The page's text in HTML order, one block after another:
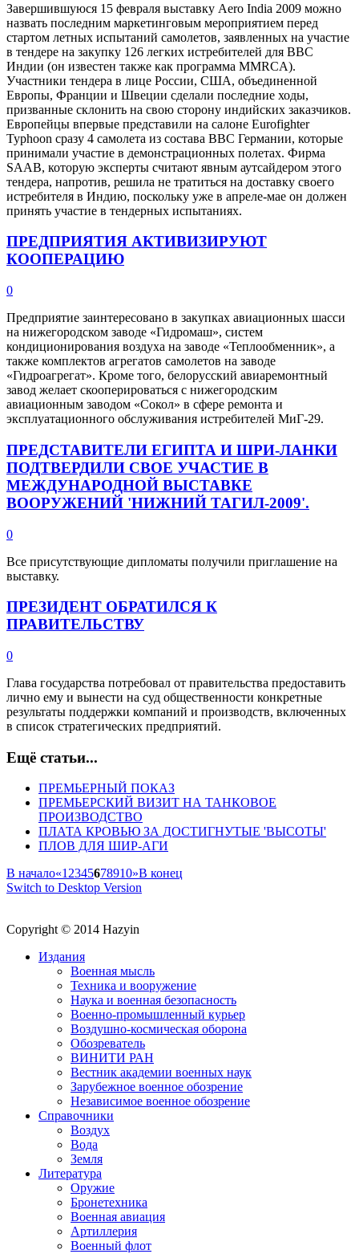
Завершившуюся 15 февраля выставку Aero India 2009 можно
назвать последним маркетинговым мероприятием перед
стартом летных испытаний самолетов, заявленных на участие
в тендере на закупку 126 легких истребителей для ВВС
Индии (он известен также как программа MMRCA).
Участники тендера в лице России, США, объединенной
Европы, Франции и Швеции сделали последние ходы,
призванные склонить на свою сторону индийских заказчиков.
Европейцы впервые представили на салоне Eurofighter
Typhoon сразу 4 самолета из состава ВВС Германии, которые
принимали участие в демонстрационных полетах. Фирма
SAAB, которую эксперты считают явным аутсайдером этого
тендера, напротив, решила не тратиться на доставку своего
истребителя в Индию, поскольку уже в апреле-мае он должен
принять участие в тендерных испытаниях.
ПРЕДПРИЯТИЯ АКТИВИЗИРУЮТ
КООПЕРАЦИЮ
0
Предприятие заинтересовано в закупках авиационных шасси
на нижегородском заводе «Гидромаш», систем
кондиционирования воздуха на заводе «Теплообменник», а
также комплектов агрегатов самолетов на заводе
«Гидроагрегат». Кроме того, белорусский авиаремонтный
завод желает скооперироваться с нижегородским
авиационным заводом «Сокол» в сфере ремонта и
эксплуатационного обслуживания истребителей МиГ-29.
ПРЕДСТАВИТЕЛИ ЕГИПТА И ШРИ-ЛАНКИ
ПОДТВЕРДИЛИ СВОЕ УЧАСТИЕ В
МЕЖДУНАРОДНОЙ ВЫСТАВКЕ
ВООРУЖЕНИЙ 'НИЖНИЙ ТАГИЛ-2009'.
0
Все присутствующие дипломаты получили приглашение на
выставку.
ПРЕЗИДЕНТ ОБРАТИЛСЯ К
ПРАВИТЕЛЬСТВУ
0
Глава государства потребовал от правительства предоставить
лично ему и вынести на суд общественности конкретные
результаты поддержки компаний и производств, включенных
в список стратегических предприятий.
Ещё статьи...
ПРЕМЬЕРНЫЙ ПОКАЗ
ПРЕМЬЕРСКИЙ ВИЗИТ НА ТАНКОВОЕ
ПРОИЗВОДСТВО
ПЛАТА КРОВЬЮ ЗА ДОСТИГНУТЫЕ 'ВЫСОТЫ'
ПЛОВ ДЛЯ ШИР-АГИ
В начало«1 2345678910»В конец
Switch to Desktop Version
Copyright © 2014 Hazyin
Издания
Военная мысль
Техника и вооружение
Наука и военная безопасность
Военно-промышленный курьер
Воздушно-космическая оборона
Обозреватель
ВИНИТИ РАН
Вестник академии военных наук
Зарубежное военное обозрение
Независимое военное обозрение
Справочники
Воздух
Вода
Земля
Литература
Оружие
Бронетехника
Военная авиация
Артиллерия
Военный флот